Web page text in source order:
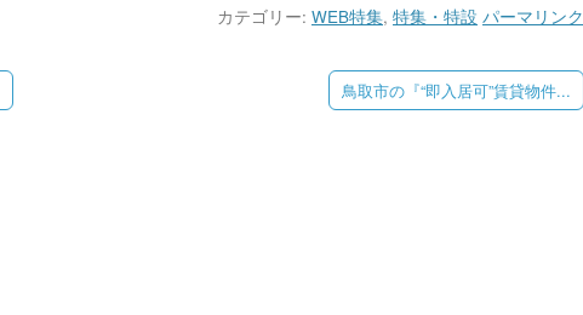
カテゴリー: WEB特集, 特集・特設 パーマリンク
鳥取市の『“即入居可”賃貸物件...